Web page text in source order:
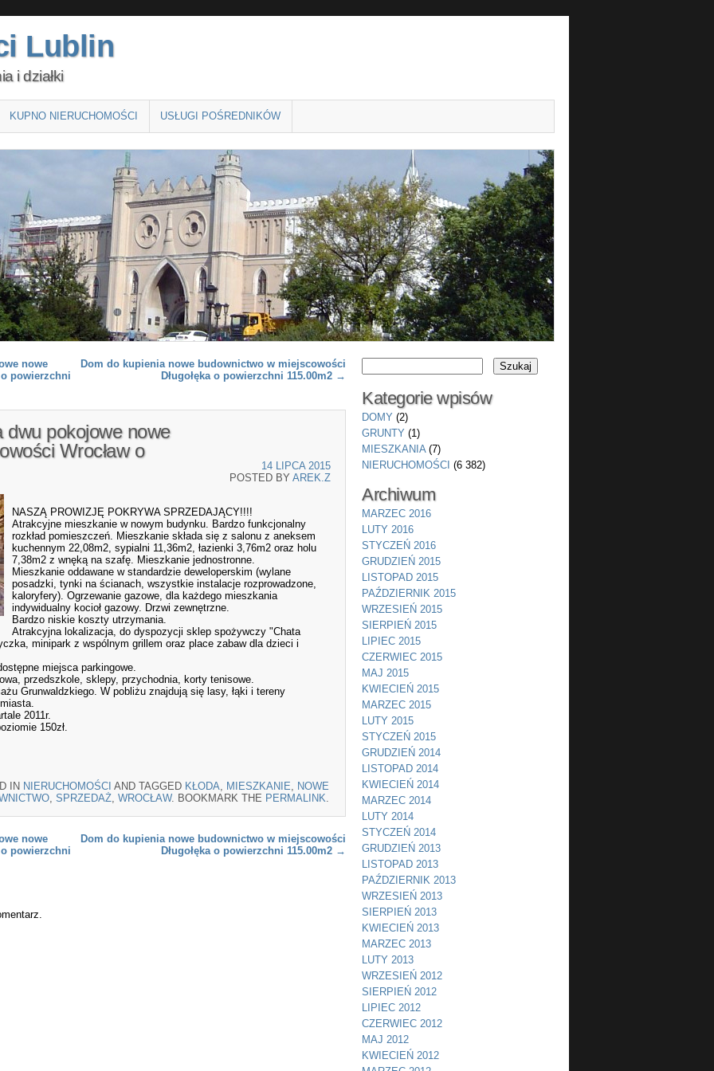
Lublin
i działki
KUPNO NIERUCHOMOŚCI USŁUGI POŚREDNIKÓW
nowe
powierzchni
Dom do kupienia nowe budownictwo w miejscowości
Długołęka o powierzchni 115.00m2 →
dwu pokojowe nowe
Wrocław o
14 LIPCA 2015
POSTED BY AREK.Z
NASZĄ PROWIZJĘ POKRYWA SPRZEDAJĄCY!!!!
Atrakcyjne mieszkanie w nowym budynku. Bardzo funkcjonalny
rozkład pomieszczeń. Mieszkanie składa się z salonu z aneksem
kuchennym 22,08m2, sypialni 11,36m2, łazienki 3,76m2 oraz holu
7,38m2 z wnęką na szafę. Mieszkanie jednostronne.
Mieszkanie oddawane w standardzie deweloperskim (wylane
posadzki, tynki na ścianach, wszystkie instalacje rozprowadzone,
kaloryfery). Ogrzewanie gazowe, dla każdego mieszkania
indywidualny kocioł gazowy. Drzwi zewnętrzne.
Bardzo niskie koszty utrzymania.
Atrakcyjna lokalizacja, do dyspozycji sklep spożywczy "Chata
minipark z wspólnym grillem oraz place zabaw dla dzieci i
miejsca parkingowe.
przedszkole, sklepy, przychodnia, korty tenisowe.
Grunwaldzkiego. W pobliżu znajdują się lasy, łąki i tereny
2011r.
150zł.
IN NIERUCHOMOŚCI AND TAGGED KŁODA MIESZKANIE
NOWE
SPRZEDAŻ WROCŁAW. BOOKMARK THE PERMALINK
nowe
powierzchni
Dom do kupienia nowe budownictwo w miejscowości
Długołęka o powierzchni 115.00m2 →
Kategorie wpisów
DOMY (2)
GRUNTY (1)
MIESZKANIA(7)
NIERUCHOMOŚCI (6 382)
Archiwum
MARZEC 2016
LUTY 2016
STYCZEŃ 2016
GRUDZIEŃ 2015
LISTOPAD 2015
PAŹDZIERNIK 2015
WRZESIEŃ 2015
SIERPIEŃ 2015
LIPIEC 2015
CZERWIEC 2015
MAJ 2015
KWIECIEŃ 2015
MARZEC 2015
LUTY 2015
STYCZEŃ 2015
GRUDZIEŃ 2014
LISTOPAD 2014
KWIECIEŃ 2014
MARZEC 2014
LUTY 2014
STYCZEŃ 2014
GRUDZIEŃ 2013
LISTOPAD 2013
PAŹDZIERNIK 2013
WRZESIEŃ 2013
SIERPIEŃ 2013
KWIECIEŃ 2013
MARZEC 2013
LUTY 2013
WRZESIEŃ 2012
SIERPIEŃ 2012
LIPIEC 2012
CZERWIEC 2012
MAJ 2012
KWIECIEŃ 2012